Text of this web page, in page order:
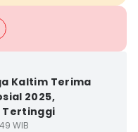
Kaltim Terima
2025,
Tertinggi
WIB